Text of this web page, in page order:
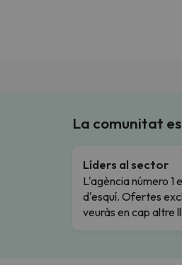
La comunitat
Líders al sector
L'agència número 1
d'esquí. Ofertes
veuràs en cap altre